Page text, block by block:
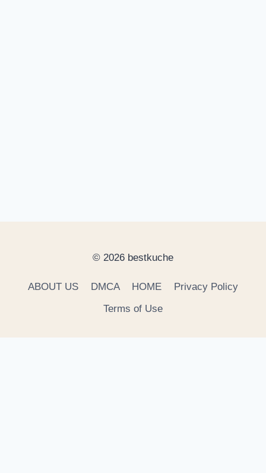
© 2026 bestkuche
ABOUT US DMCA HOME
Privacy Policy
Terms of Use